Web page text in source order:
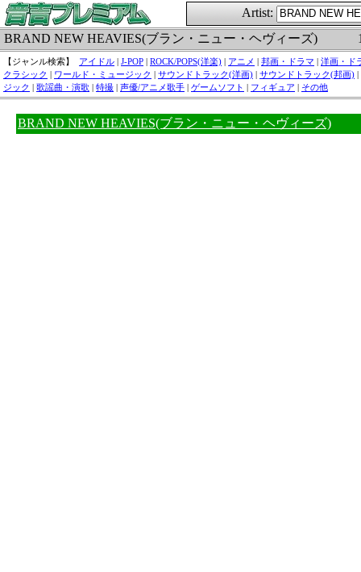
Artist:
BRAND NEW HEAVIES(ブラン・ニュー・ヘヴィーズ)
【ジャンル検索】 アイドル | J-POP | ROCK/POPS(洋楽) | アニメ | 邦画・ドラマ | 洋画・ド
クラシック | ワールド・ミュージック | サウンドトラック(洋画) | サウンドトラック(邦画) |
ジック | 歌謡曲・演歌 | 特撮 | 声優/アニメ歌手 | ゲームソフト | フィギュア | その他
BRAND NEW HEAVIES(ブラン・ニュー・ヘヴィーズ)